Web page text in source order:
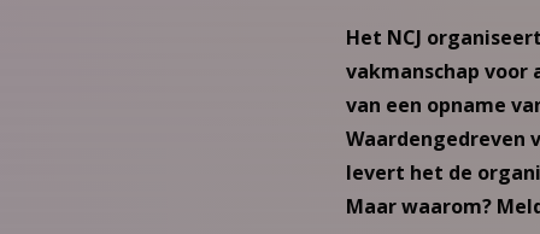
Het NCJ
vakmanschap voor
van een opname
Waardengedreven
levert het de
Maar waarom?